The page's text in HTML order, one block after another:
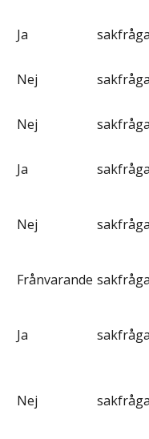
Ja
Nej
Nej
Ja
Nej
Frånvarande
Ja
Nej